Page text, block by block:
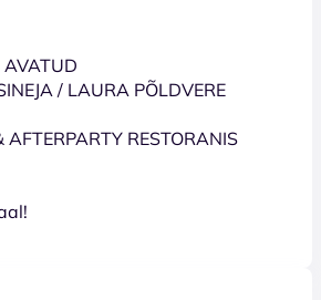
AVATUD
/ LAURA PÕLDVERE
AFTERPARTY RESTORANIS